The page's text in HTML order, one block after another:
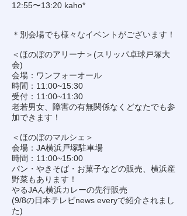
12:55〜13:20 kaho*
＊別会場でも様々なイベントがございます！
＜ほのぼのアリーナ＞(スリッパ卓球戸塚大
会)
会場：ワンフォーオール
時間：11:00~15:30
受付：11:00~11:30
老若男女、障害の有無関係なくどなたでも参
加できます！
＜ほのぼのマルシェ＞
会場：JA横浜戸塚駐車場
時間：11:00~15:00
パン・やきそば・お菓子などの販売、横浜産
野菜もあります！
やるJAん横浜カレーの先行販売
(9/8の日本テレビnews everyで紹介されまし
た)